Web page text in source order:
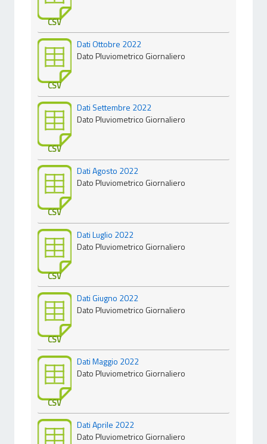
CSV
CSV
Dati Ottobre 2022
Dato Pluviometrico Giornaliero
CSV
Dati Settembre 2022
Dato Pluviometrico Giornaliero
CSV
Dati Agosto 2022
Dato Pluviometrico Giornaliero
CSV
Dati Luglio 2022
Dato Pluviometrico Giornaliero
CSV
Dati Giugno 2022
Dato Pluviometrico Giornaliero
CSV
Dati Maggio 2022
Dato Pluviometrico Giornaliero
Dati Aprile 2022
Dato Pluviometrico Giornaliero